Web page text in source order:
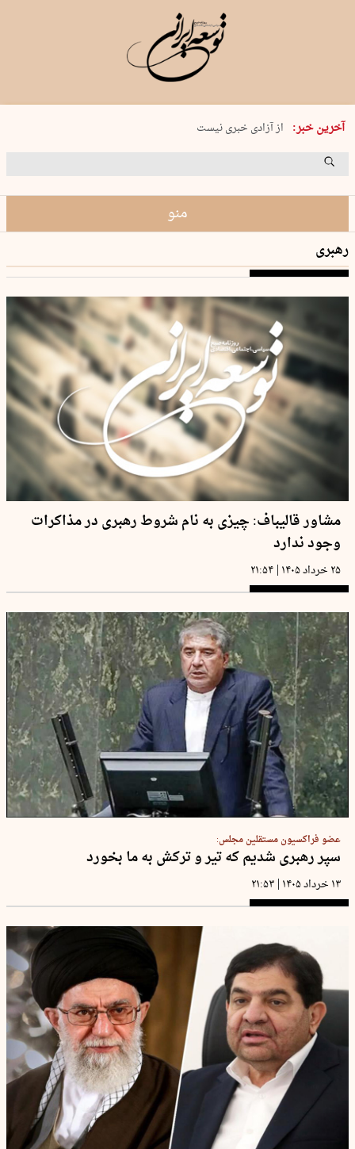
آخرین خبر:
یکشنبه 18 مرداد 1405 شماره 2245
از آزادی خبری نیست
۸۸۸ نفر سال گذشته بر اثر غرق‌شدگی جان …
منو
رهبری
مشاور قالیباف: چیزی به نام شروط رهبری در مذاکرات
وجود ندارد
۲۵ خرداد ۱۴۰۵ | ۲۱:۵۴
عضو فراکسیون مستقلین مجلس:
سپر رهبری شدیم که تیر و ترکش به ما بخورد
۱۳ خرداد ۱۴۰۵ | ۲۱:۵۳